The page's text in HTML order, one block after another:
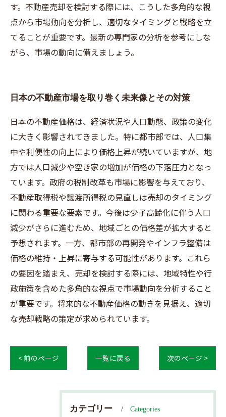
す。不動産売却を検討する際には、こうした多角的な視
点から市場動向を分析し、適切なタイミングと戦略を立
てることが重要です。最新の専門家の分析を参考にしな
がら、市場の動向に備えましょう。
日本の不動産市場を取り巻く未来像とその対策
日本の不動産価格は、経済状況や人口動態、政策の変化
に大きく影響されてきました。特に都市部では、人口集
中や利便性の向上により価格上昇が続いていますが、地
方では人口減少や空き家の増加が価格の下落圧力となっ
ています。政府の税制改革も市場に影響を与えており、
不動産取得税や譲渡所得税の見直しは売却のタイミング
に関わる重要な要素です。今後は少子高齢化に伴う人口
減少がさらに進むため、地域ごとの価格差が拡大すると
予想されます。一方、都市部の再開発やインフラ整備は
価格の維持・上昇に寄与する可能性があります。これら
の要因を踏まえ、売却を検討する際には、地域特性や行
政施策を含めた多角的な視点で市場動向を分析すること
が重要です。将来的な不動産価格の動きを見据え、適切
な売却戦略の策定が求められています。
< 前のページ 一覧に戻る 次のページ >
カテゴリー Categories